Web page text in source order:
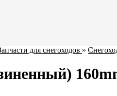
для снегоходов »